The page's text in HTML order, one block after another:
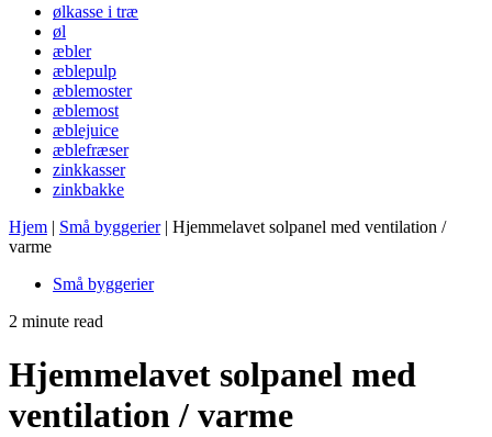
ølkasse i træ
øl
æbler
æblepulp
æblemoster
æblemost
æblejuice
æblefræser
zinkkasser
zinkbakke
Hjem | Små byggerier | Hjemmelavet solpanel med ventilation /
varme
Små byggerier
2 minute read
Hjemmelavet solpanel med
ventilation / varme